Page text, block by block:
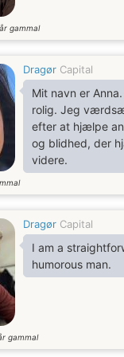
år gammal
Dragør Capital
Mit navn er
rolig. Jeg
efter at hjælpe
og blidhed, der
videre.
Dragør Capital
I am a
humorous man.
gammal